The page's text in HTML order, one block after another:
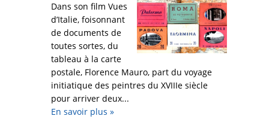
Dans son film Vues
d’Italie, foisonnant
de documents de
toutes sortes, du
tableau à la carte
postale, Florence Mauro, part du voyage
initiatique des peintres du XVIIIe siècle
pour arriver deux...
En savoir plus »